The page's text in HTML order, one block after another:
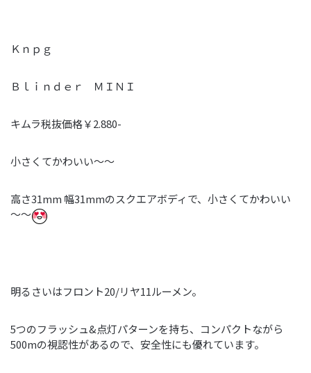
Ｋｎｐｇ
Ｂｌｉｎｄｅｒ ＭＩＮＩ
キムラ税抜価格￥2.880-
小さくてかわいい～～
高さ31mm 幅31mmのスクエアボディで、小さくてかわいい
～～
明るさいはフロント20/リヤ11ルーメン。
5つのフラッシュ&点灯パターンを持ち、コンパクトながら
500mの視認性があるので、安全性にも優れています。